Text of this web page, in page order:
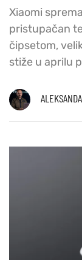
Xiaomi
pristupačan
čipsetom,
stiže u aprilu